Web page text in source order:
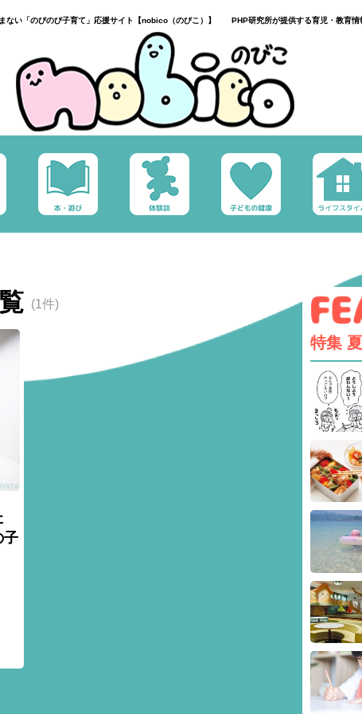
ない「のびのび子育て」応援サイト【nobico（のびこ）】 PHP研究所が提供する育児・教育情
(1件)
子
特集